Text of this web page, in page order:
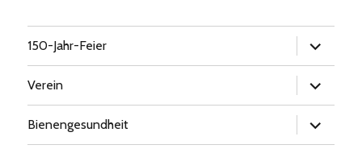
150-Jahr-Feier
öffnen
Verein
öffnen
Bienengesundheit
öffnen